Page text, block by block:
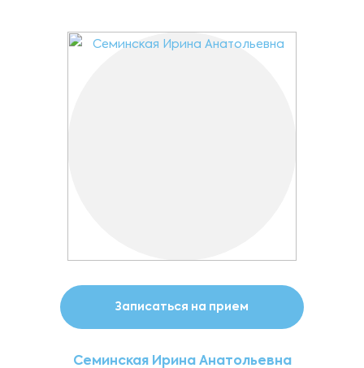
Записаться на прием
Семинская Ирина Анатольевна